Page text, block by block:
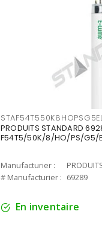
PRODUITS STANDARD
F54T5/50K/8/HO/PS/G5/
Manufacturier :
# Manufacturier : 69289
En inventaire